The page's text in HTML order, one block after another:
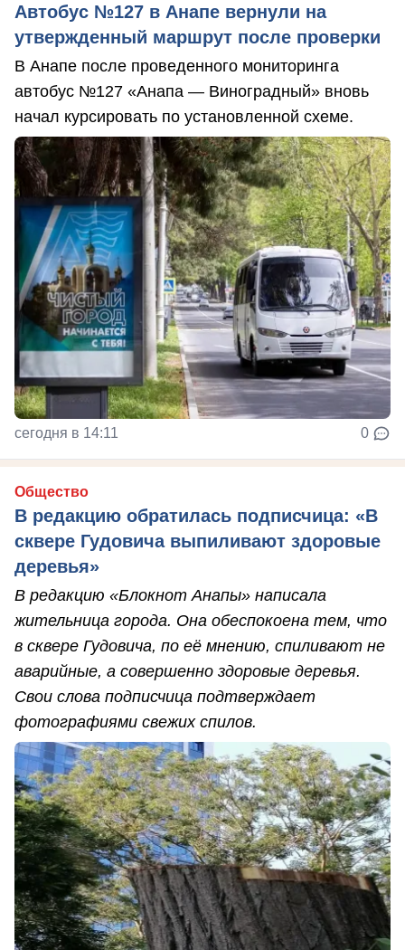
Автобус №127 в Анапе вернули на
утвержденный маршрут после проверки
В Анапе после проведенного мониторинга
автобус №127 «Анапа — Виноградный» вновь
начал курсировать по установленной схеме.
сегодня в 14:11 0
Общество
В редакцию обратилась подписчица: «В
сквере Гудовича выпиливают здоровые
деревья»
В редакцию «Блокнот Анапы» написала
жительница города. Она обеспокоена тем, что
в сквере Гудовича, по её мнению, спиливают не
аварийные, а совершенно здоровые деревья.
Свои слова подписчица подтверждает
фотографиями свежих спилов.